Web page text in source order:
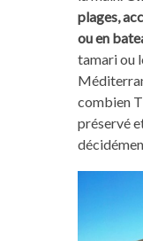
plages,
ou en
tamari ou
combien
préservé